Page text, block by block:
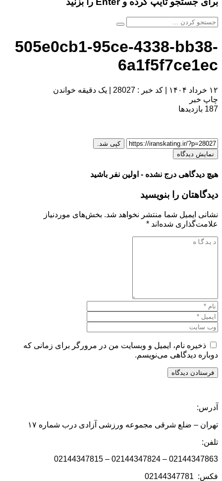
505e0cb1-95ce-4338-bb38-
6a1f5f7ce1ec
۱۲ خرداد ۱۴۰۴ کد خبر : 28027
یک دقیقه خواندن
چاپ خبر
187 بازدیدها
کپی شد.
نمایش دیدگاه
هیچ دیدگاهی درج نشده - اولین نفر باشید
دیدگاهتان را بنویسید
نشانی ایمیل شما منتشر نخواهد شد. بخش‌های موردنیاز
علامت‌گذاری شده‌اند *
ذخیره نام، ایمیل و وبسایت من در مرورگر برای زمانی که
دوباره دیدگاهی می‌نویسم.
آدرس:
تهران – ضلع شرقی مجموعه ورزشی آزادی درب شماره ۱۷
تلفن:
02144347863 – 02144347824 – 02144347815
فکس: 02144347781